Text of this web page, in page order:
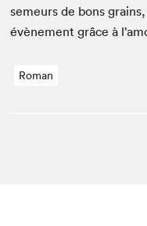
semeurs de bons
évène­ment grâce à
Roman